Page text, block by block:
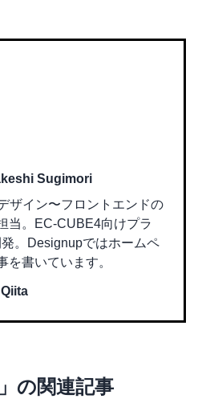
Sugimori
ザイン〜フロントエンドの
当。EC-CUBE4向けプラ
。Designupではホームペ
を書いています。
Qiita
の関連記事